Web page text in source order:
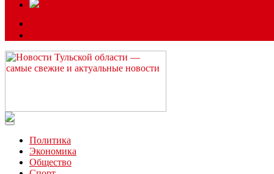
Читайте последние новости дня в Тульской области на сайте
Политика
Экономика
Общество